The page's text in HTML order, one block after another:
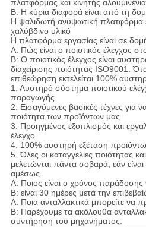
πλατφόρμας και κινητής
B: Η κύρια διαφορά είναι από τη
Η ψαλιδωτή ανυψωτική πλατφόρμα
χαλύβδινο υλικό
Η πλατφόρμα εργασίας είναι σε
A: Πώς είναι ο ποιοτικός έλεγχος
B: Ο ποιοτικός έλεγχος είναι
διαχείρισης ποιότητας ISO9001.
επιθεώρηση εκτελείται 100%
1. Αυστηρό σύστημα ποιοτικού
παραγωγής
2. Εισαγόμενες βασικές τέχνες για
ποιότητα των προϊόντων μας
3. Προηγμένος εξοπλισμός και
έλεγχο
4. 100% αυστηρή εξέταση
5. Όλες οι καταγγελίες ποιότητας
μελετώνται πάντα σοβαρά, εάν
αμέσως.
A: Ποιος είναι ο χρόνος παράδοσης
B: είναι 30 ημέρες μετά την
A: Ποια ανταλλακτικά μπορείτε να
B: Παρέχουμε τα ακόλουθα
συντήρηση του μηχανήματος: